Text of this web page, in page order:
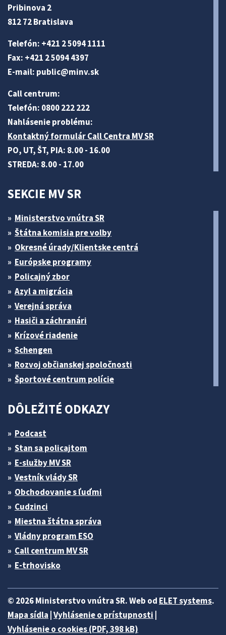
Pribinova 2
812 72 Bratislava
Telefón: +421 2 5094 1111
Fax: +421 2 5094 4397
E-mail: public@minv.sk
Call centrum:
Telefón: 0800 222 222
Nahlásenie problému:
Kontaktný formulár Call Centra MV SR
PO, UT, ŠT, PIA: 8.00 - 16.00
STREDA: 8.00 - 17.00
SEKCIE MV SR
Ministerstvo vnútra SR
Štátna komisia pre volby
Okresné úrady/Klientske centrá
Európske programy
Policajný zbor
Azyl a migrácia
Verejná správa
Hasiči a záchranári
Krízové riadenie
Schengen
Rozvoj občianskej spoločnosti
Športové centrum polície
DÔLEŽITÉ ODKAZY
Podcast
Stan sa policajtom
E-služby MV SR
Vestník vlády SR
Obchodovanie s ľuďmi
Cudzinci
Miestna štátna správa
Vládny program ESO
Call centrum MV SR
E-trhovisko
© 2026 Ministerstvo vnútra SR. Web od ELET systems.
Mapa sídla Vyhlásenie o prístupnosti
Vyhlásenie o cookies (PDF, 398 kB)